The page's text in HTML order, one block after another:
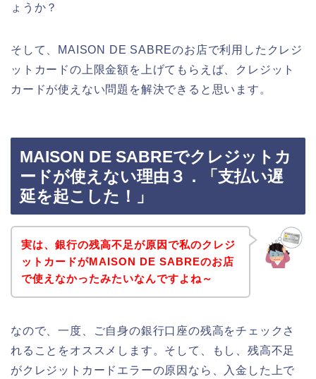
ょうか？
そして、MAISON DE SABREのお店で利用したクレジ
ットカードの上限金額を上げてもらえば、クレジット
カードが使えない問題を解決できると思います。
MAISON DE SABREでクレジットカ
ードが使えない理由３．「支払い遅
延を起こした！」
実は、銀行の残高不足が原因で私のクレジ
ットカードがMAISON DE SABREのお店
で使えなかったみたいなんですよね～
なので、一度、ご自身の銀行口座の残高をチェックさ
れることをオススメします。そして、もし、残高不足
がクレジットカードエラーの原因なら、入金した上で